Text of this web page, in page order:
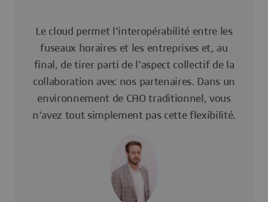
Le cloud permet l'interopérabilité entre les
fuseaux horaires et les entreprises et, au
final, de tirer parti de l'aspect collectif de la
collaboration avec nos partenaires. Dans un
environnement de CAO traditionnel, vous
n'avez tout simplement pas cette flexibilité.